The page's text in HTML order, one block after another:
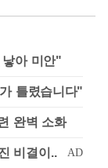
아 미안"
틀렸습니다"
완벽 소화